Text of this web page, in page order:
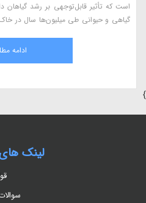
است که تأثیر قابل‌توجهی بر رشد گیاهان
گیاهی و حیوانی طی میلیون‌ها سال در
طبیعی و اثرات آن بر گیاهان می‌پردازیم.
ادامه
}
لینک